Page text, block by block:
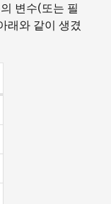
변수(또는 필
래와 같이 생겼